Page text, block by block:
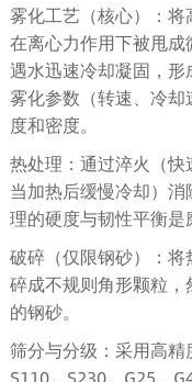
雾化工艺（核心）：
在离心力作用下被甩
遇水迅速冷却凝固，形
雾化参数（转速、冷
度和密度。
热处理：通过淬火（
当加热后缓慢冷却）
理的硬度与韧性平衡是
破碎（仅限钢砂）：
碎成不规则角形颗粒
的钢砂。
筛分与分级：采用高